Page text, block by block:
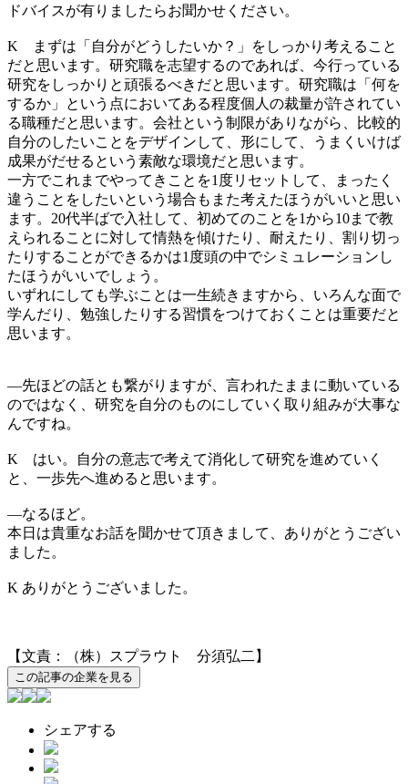
ドバイスが有りましたらお聞かせください。
K まずは「自分がどうしたいか？」をしっかり考えること
だと思います。研究職を志望するのであれば、今行っている
研究をしっかりと頑張るべきだと思います。研究職は「何を
するか」という点においてある程度個人の裁量が許されてい
る職種だと思います。会社という制限がありながら、比較的
自分のしたいことをデザインして、形にして、うまくいけば
成果がだせるという素敵な環境だと思います。
一方でこれまでやってきことを1度リセットして、まったく
違うことをしたいという場合もまた考えたほうがいいと思い
ます。20代半ばで入社して、初めてのことを1から10まで教
えられることに対して情熱を傾けたり、耐えたり、割り切っ
たりすることができるかは1度頭の中でシミュレーションし
たほうがいいでしょう。
いずれにしても学ぶことは一生続きますから、いろんな面で
学んだり、勉強したりする習慣をつけておくことは重要だと
思います。
―先ほどの話とも繋がりますが、言われたままに動いている
のではなく、研究を自分のものにしていく取り組みが大事な
んですね。
K はい。自分の意志で考えて消化して研究を進めていく
と、一歩先へ進めると思います。
―なるほど。
本日は貴重なお話を聞かせて頂きまして、ありがとうござい
ました。
K ありがとうございました。
【文責：（株）スプラウト 分須弘二】
この記事の企業を見る
シェアする